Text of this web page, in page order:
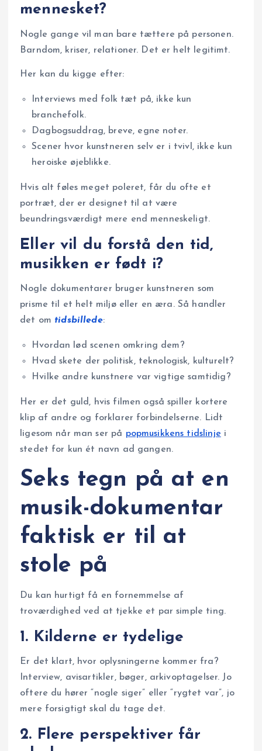
mennesket?
Nogle gange vil man bare tættere på personen.
Barndom, kriser, relationer. Det er helt legitimt.
Her kan du kigge efter:
Interviews med folk tæt på, ikke kun
branchefolk.
Dagbogsuddrag, breve, egne noter.
Scener hvor kunstneren selv er i tvivl, ikke kun
heroiske øjeblikke.
Hvis alt føles meget poleret, får du ofte et
portræt, der er designet til at være
beundringsværdigt mere end menneskeligt.
Eller vil du forstå den tid,
musikken er født i?
Nogle dokumentarer bruger kunstneren som
prisme til et helt miljø eller en æra. Så handler
det om tidsbillede:
Hvordan lød scenen omkring dem?
Hvad skete der politisk, teknologisk, kulturelt?
Hvilke andre kunstnere var vigtige samtidig?
Her er det guld, hvis filmen også spiller kortere
klip af andre og forklarer forbindelserne. Lidt
ligesom når man ser på popmusikkens tidslinje i
stedet for kun ét navn ad gangen.
Seks tegn på at en
musik-dokumentar
faktisk er til at
stole på
Du kan hurtigt få en fornemmelse af
troværdighed ved at tjekke et par simple ting.
1. Kilderne er tydelige
Er det klart, hvor oplysningerne kommer fra?
Interview, avisartikler, bøger, arkivoptagelser. Jo
oftere du hører “nogle siger” eller “rygtet var”, jo
mere forsigtigt skal du tage det.
2. Flere perspektiver får